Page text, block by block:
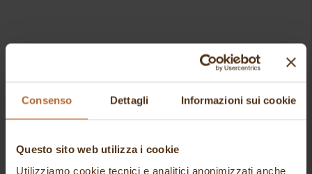
Consenso Dettagli Informazioni sui cookie
Questo sito web utilizza i cookie
Utilizziamo cookie tecnici e analitici anonimizzati anche